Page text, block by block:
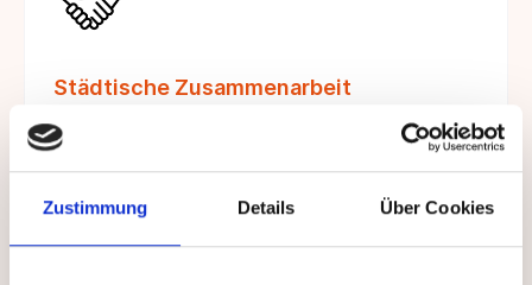
Zustimmung Details Über Cookies
Städtische Zusammenarbeit
BenFit konnte über Theresa Winkels eine
Zusammenarbeit im Rahmen der Startup Week
Düsseldorf gewinnen.